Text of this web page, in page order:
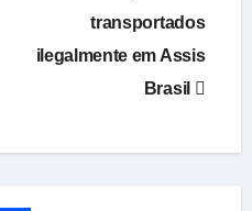
transportados
ilegalmente em Assis
Brasil